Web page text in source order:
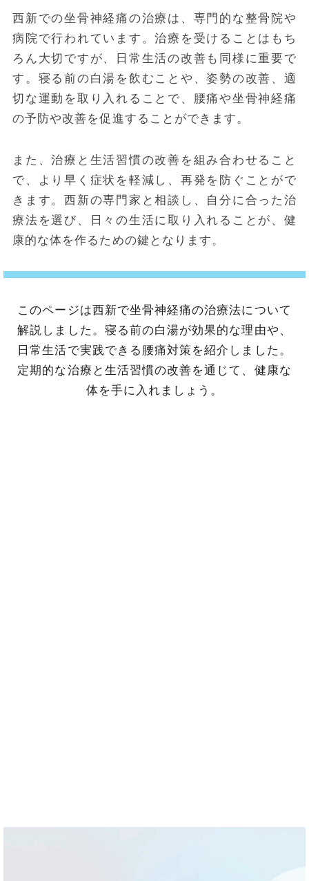
西新での坐骨神経痛の治療は、専門的な整骨院や
病院で行われています。治療を受けることはもち
ろん大切ですが、日常生活の改善も同様に重要で
す。寝る前の白湯を飲むことや、姿勢の改善、適
切な運動を取り入れることで、腰痛や坐骨神経痛
の予防や改善を促進することができます。
また、治療と生活習慣の改善を組み合わせること
で、より早く症状を軽減し、再発を防ぐことがで
きます。西新の専門家と相談し、自分に合った治
療法を選び、日々の生活に取り入れることが、健
康的な体を作るための鍵となります。
このページは西新で坐骨神経痛の治療法について
解説しました。寝る前の白湯が効果的な理由や、
日常生活で実践できる腰痛対策を紹介しました。
定期的な治療と生活習慣の改善を通じて、健康な
体を手に入れましょう。